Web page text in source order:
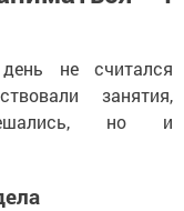
не считался
занятия,
но и